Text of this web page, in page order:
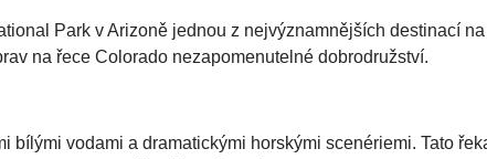
Park v Arizoně jednou z nejvýznamnějších destinací
na řece Colorado nezapomenutelné dobrodružství.
vodami a dramatickými horskými scenériemi. Tato